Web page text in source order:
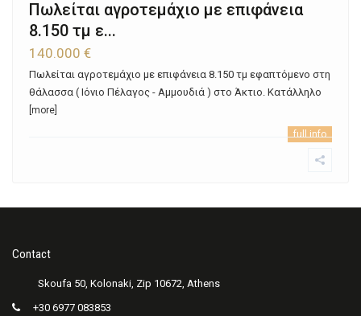
Πωλείται αγροτεμάχιο με επιφάνεια
8.150 τμ ε...
140.000 €
Πωλείται αγροτεμάχιο με επιφάνεια 8.150 τμ εφαπτόμενο στη
θάλασσα ( Ιόνιο Πέλαγος - Αμμουδιά ) στο Άκτιο. Κατάλληλο
[more]
full info
Contact
+30 6977 083853